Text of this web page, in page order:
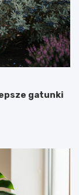
gatunki